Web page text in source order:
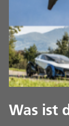
Was ist